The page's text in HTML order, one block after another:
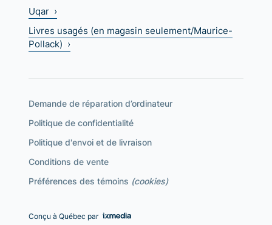
Uqar ›
Livres usagés (en magasin seulement/Maurice-
Pollack) ›
Demande de réparation d’ordinateur
Politique de confidentialité
Politique d'envoi et de livraison
Conditions de vente
Préférences des témoins (cookies)
Conçu à Québec par